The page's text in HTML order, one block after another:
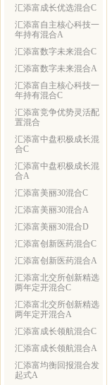
汇添富成长优选混合C
汇添富自主核心科技一
年持有混合A
汇添富数字未来混合C
汇添富数字未来混合A
汇添富自主核心科技一
年持有混合C
汇添富竞争优势灵活配
置混合
汇添富中盘积极成长混
合C
汇添富中盘积极成长混
合A
汇添富美丽30混合C
汇添富美丽30混合A
汇添富美丽30混合D
汇添富创新医药混合C
汇添富创新医药混合A
汇添富北交所创新精选
两年定开混合C
汇添富北交所创新精选
两年定开混合A
汇添富成长领航混合C
汇添富成长领航混合A
汇添富均衡回报混合发
起式A